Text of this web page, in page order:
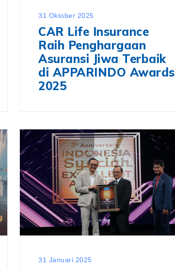
31 Oktober 2025
CAR Life Insurance
Raih Penghargaan
Asuransi Jiwa Terbaik
di APPARINDO Awards
2025
31 Januari 2025